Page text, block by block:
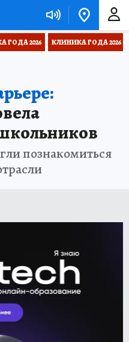
ГОДА 2026 КЛИНИКА ГОДА 2026
познакомиться